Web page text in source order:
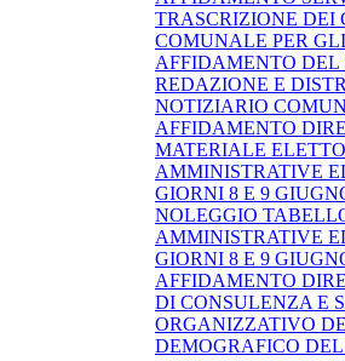
TRASCRIZIONE DEI
COMUNALE PER
AFFIDAMENTO DEL
REDAZIONE E
NOTIZIARIO
AFFIDAMENTO
MATERIALE
AMMINISTRATIVE
GIORNI 8 E 9
NOLEGGIO
AMMINISTRATIVE
GIORNI 8 E 9
AFFIDAMENTO
DI CONSULENZA E
ORGANIZZATIVO
DEMOGRAFICO